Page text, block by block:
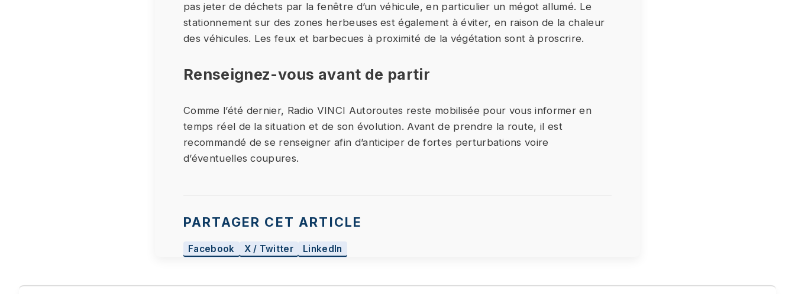
pas jeter de déchets par la fenêtre d’un véhicule, en particulier un mégot allumé. Le
stationnement sur des zones herbeuses est également à éviter, en raison de la chaleur
des véhicules. Les feux et barbecues à proximité de la végétation sont à proscrire.
Renseignez-vous avant de partir
Comme l’été dernier, Radio VINCI Autoroutes reste mobilisée pour vous informer en
temps réel de la situation et de son évolution. Avant de prendre la route, il est
recommandé de se renseigner afin d’anticiper de fortes perturbations voire
d’éventuelles coupures.
PARTAGER CET ARTICLE
Facebook X / Twitter LinkedIn